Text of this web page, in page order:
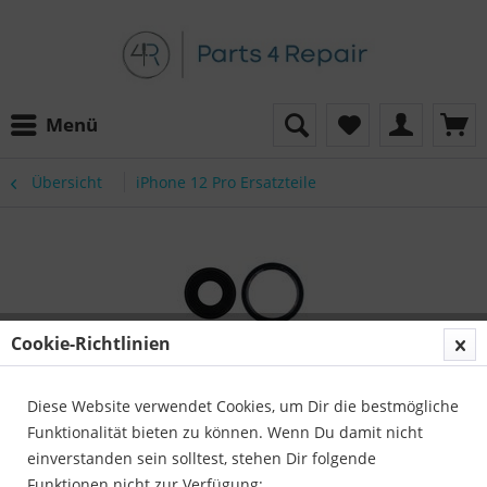
Menü
Übersicht iPhone 12 Pro Ersatzteile
Cookie-Richtlinien
Diese Website verwendet Cookies, um Dir die bestmögliche
Funktionalität bieten zu können. Wenn Du damit nicht
einverstanden sein solltest, stehen Dir folgende